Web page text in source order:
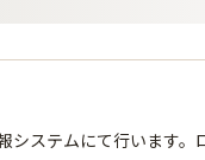
システムにて行います。